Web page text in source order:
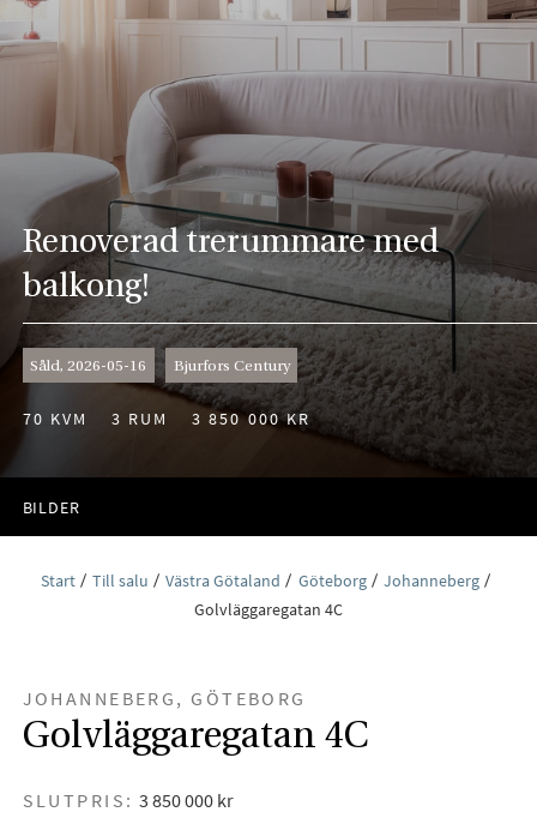
Renoverad trerummare med
balkong!
Såld, 2026-05-16 Bjurfors Century
70 KVM 3 RUM 3 850 000 KR
BILDER
Start Till salu Västra Götaland Göteborg
Johanneberg
Golvläggaregatan 4C
JOHANNEBERG, GÖTEBORG
Golvläggaregatan 4C
SLUTPRIS: 3 850 000 kr